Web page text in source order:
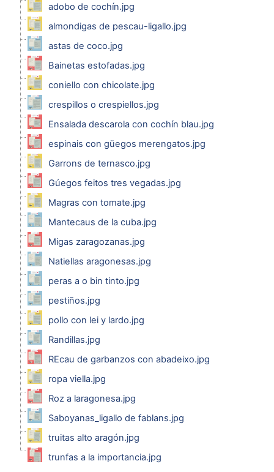
adobo de cochín.jpg
almondigas de pescau-ligallo.jpg
astas de coco.jpg
Bainetas estofadas.jpg
coniello con chicolate.jpg
crespillos o crespiellos.jpg
Ensalada descarola con cochín blau.jpg
espinais con güegos merengatos.jpg
Garrons de ternasco.jpg
Gúegos feitos tres vegadas.jpg
Magras con tomate.jpg
Mantecaus de la cuba.jpg
Migas zaragozanas.jpg
Natiellas aragonesas.jpg
peras a o bin tinto.jpg
pestiños.jpg
pollo con lei y lardo.jpg
Randillas.jpg
REcau de garbanzos con abadeixo.jpg
ropa viella.jpg
Roz a laragonesa.jpg
Saboyanas_ligallo de fablans.jpg
truitas alto aragón.jpg
trunfas a la importancia.jpg